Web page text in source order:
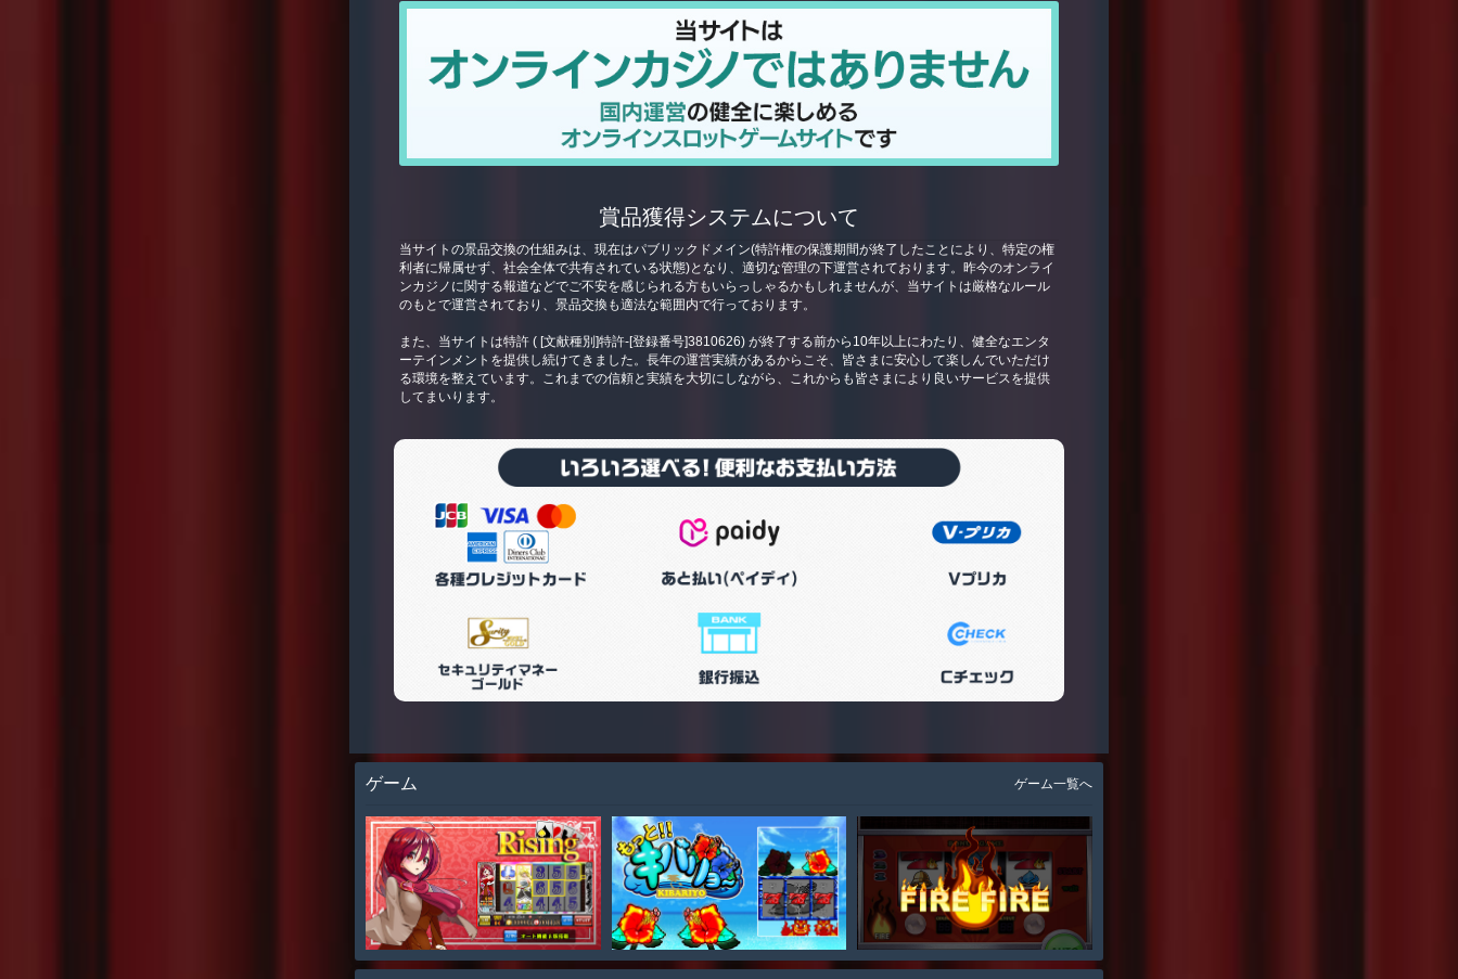
賞品獲得システムについて
当サイトの景品交換の仕組みは、現在はパブリックドメイン(特許権の保護期間が終了したことにより、特定の権
利者に帰属せず、社会全体で共有されている状態)となり、適切な管理の下運営されております。昨今のオンライ
ンカジノに関する報道などでご不安を感じられる方もいらっしゃるかもしれませんが、当サイトは厳格なルール
のもとで運営されており、景品交換も適法な範囲内で行っております。
また、当サイトは特許 ( [文献種別]特許-[登録番号]3810626) が終了する前から10年以上にわたり、健全なエンタ
ーテインメントを提供し続けてきました。長年の運営実績があるからこそ、皆さまに安心して楽しんでいただけ
る環境を整えています。これまでの信頼と実績を大切にしながら、これからも皆さまにより良いサービスを提供
してまいります。
ゲーム ゲーム一覧へ